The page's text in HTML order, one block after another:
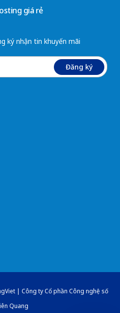
giá rẻ
ký nhận tin khuyến mãi
Đăng ký
| Công ty Cổ phần Công nghệ số
Quang